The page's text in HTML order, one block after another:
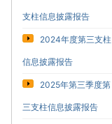
支柱信息披露报告
2024年度第三支柱
信息披露报告
2025年第三季度第
三支柱信息披露报告